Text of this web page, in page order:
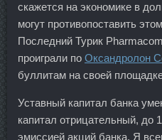
скажется на экономике в
могут противопоставить
Последний Турик
проиграли по Оксандролон
буллитам на своей
Уставный капитал банка
капитал отрицательный, до
эмиссией акций банка. Я